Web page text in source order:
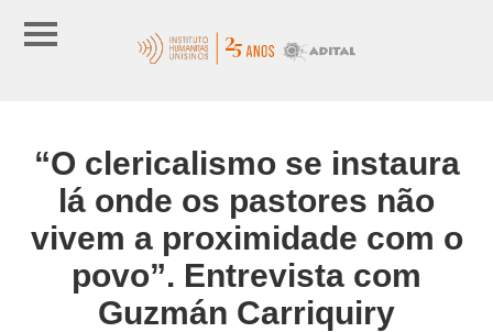
“O clericalismo se instaura
lá onde os pastores não
vivem a proximidade com o
povo”. Entrevista com
Guzmán Carriquiry